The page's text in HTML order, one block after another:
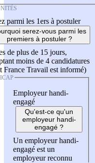
parmi les 1ers à postuler
serez-vous parmi les
premiers à postuler ?
de plus de 15 jours,
moins de 4 candidatures
France Travail est informé)
Employeur handi-
engagé
Qu'est-ce qu'un
employeur handi-
engagé ?
Un employeur handi-
engagé est un
employeur reconnu